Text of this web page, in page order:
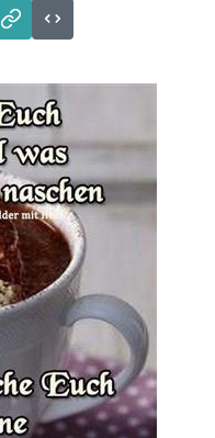
Download
Link
Code